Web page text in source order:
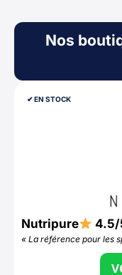
Nos
✔︎ EN STOCK
Nutripure 4.5/
« La référence pour les